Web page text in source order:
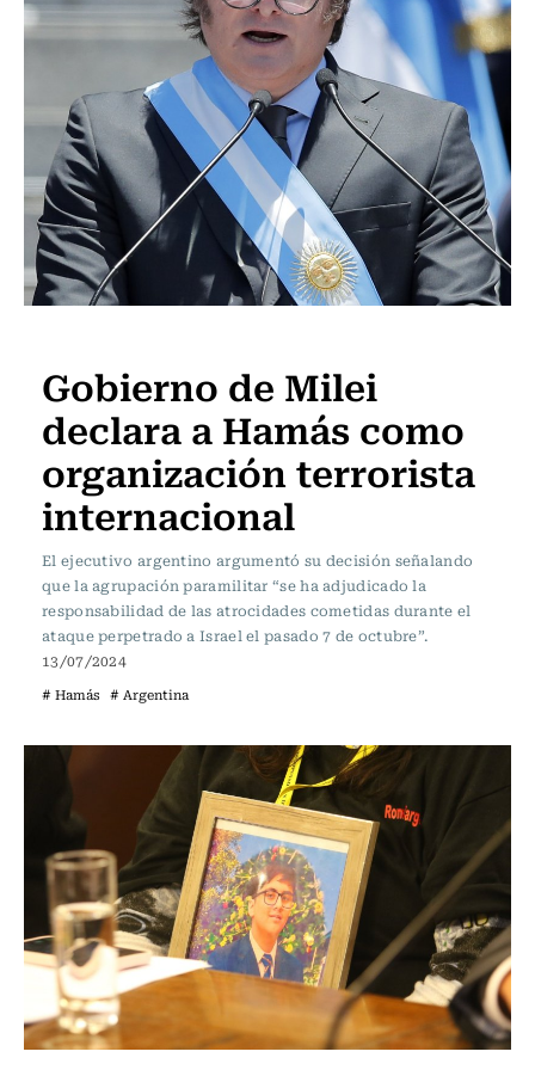
Gobierno de Milei
declara a Hamás como
organización terrorista
internacional
El ejecutivo argentino argumentó su decisión señalando
que la agrupación paramilitar “se ha adjudicado la
responsabilidad de las atrocidades cometidas durante el
ataque perpetrado a Israel el pasado 7 de octubre”.
13/07/2024
# Hamás # Argentina